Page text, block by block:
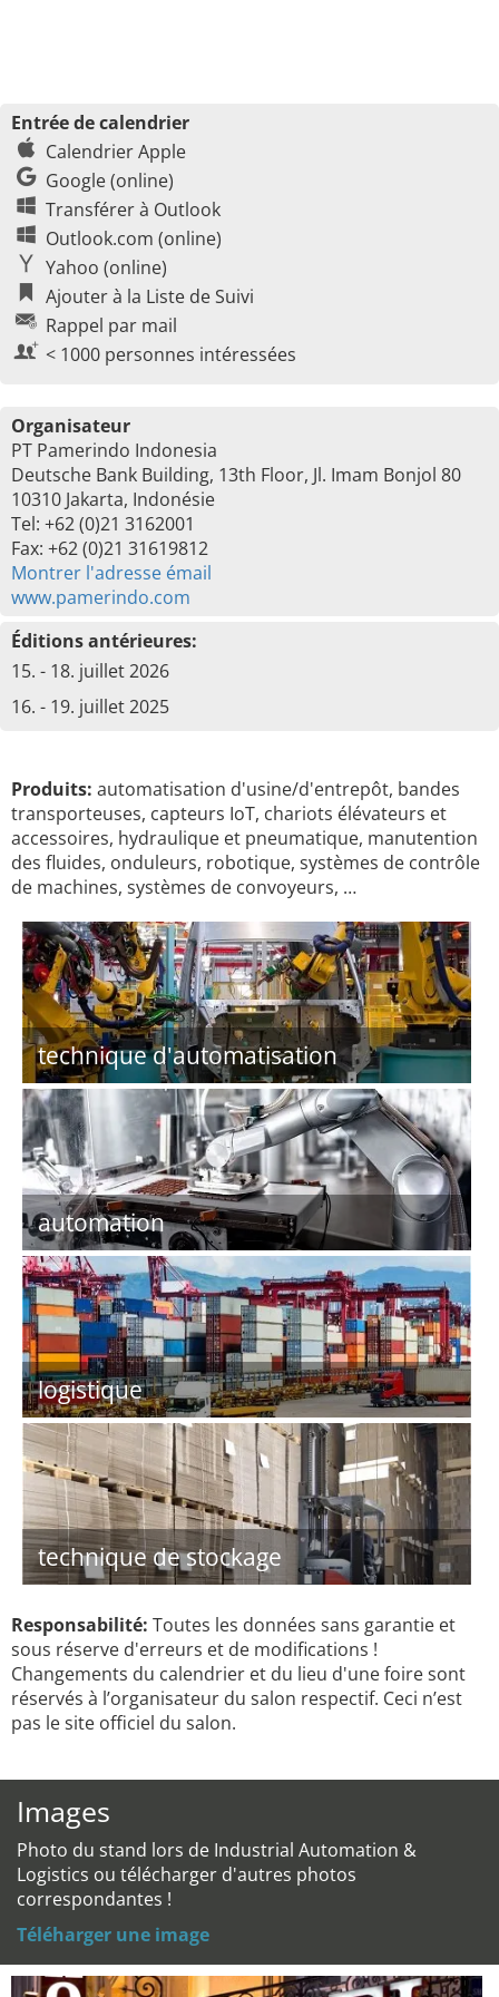
Entrée de calendrier
Calendrier Apple
Google (online)
Transférer à Outlook
Outlook.com (online)
Yahoo (online)
Ajouter à la Liste de Suivi
Rappel par mail
< 1000 personnes intéressées
Organisateur
PT Pamerindo Indonesia
Deutsche Bank Building, 13th Floor, Jl. Imam Bonjol 80
10310 Jakarta, Indonésie
Tel: +62 (0)21 3162001
Fax: +62 (0)21 31619812
Montrer l'adresse émail
www.pamerindo.com
Éditions antérieures:
15. - 18. juillet 2026
16. - 19. juillet 2025
Produits: automatisation d'usine/d'entrepôt, bandes
transporteuses, capteurs IoT, chariots élévateurs et
accessoires, hydraulique et pneumatique, manutention
des fluides, onduleurs, robotique, systèmes de contrôle
de machines, systèmes de convoyeurs, …
technique d'automatisation
automation
logistique
technique de stockage
Responsabilité: Toutes les données sans garantie et
sous réserve d'erreurs et de modifications !
Changements du calendrier et du lieu d'une foire sont
réservés à l’organisateur du salon respectif. Ceci n’est
pas le site officiel du salon.
Images
Photo du stand lors de Industrial Automation &
Logistics ou télécharger d'autres photos
correspondantes !
Téléharger une image